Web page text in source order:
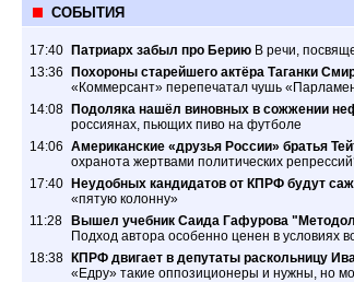
СОБЫТИЯ
17:40 Патриарх забыл про Берию В речи,
13:36 Похороны старейшего актёра Таганки
«Коммерсант» перепечатал чушь
14:08 Подоляка нашёл виновных в сожжении
россиянах, пьющих пиво на футболе
14:06 Американские «друзья России» братья
охранота жертвами политических
17:40 Неудобных кандидатов от КПРФ будут
«пятую колонну»
11:28 Вышел учебник Саида Гафурова
Подход автора особенно ценен в условиях
18:38 КПРФ двигает в депутаты раскольницу
«Едру» такие оппозиционеры и нужны, но